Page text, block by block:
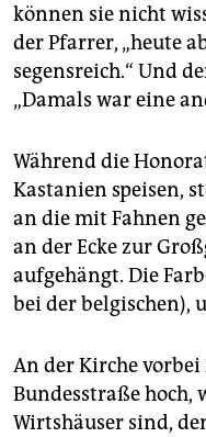
können sie nicht
der Pfarrer, „heute
segensreich.“ Und
„Damals war eine
Während die
Kastanien speisen,
an die mit Fahnen
an der Ecke zur
aufgehängt. Die
bei der belgischen),
An der Kirche
Bundesstraße hoch,
Wirtshäuser sind,